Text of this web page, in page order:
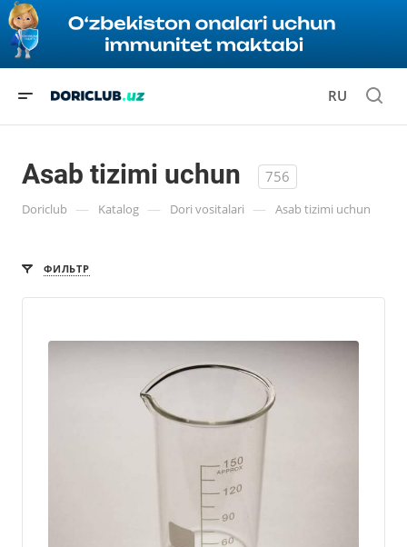
RU
Asab tizimi uchun 756
Doriclub — Katalog — Dori vositalari — Asab tizimi uchun
ФИЛЬТР